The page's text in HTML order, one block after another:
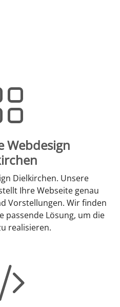
Webdesign
Dielkirchen. Unsere
Ihre Webseite genau
Vorstellungen. Wir finden
passende Lösung, um die
realisieren.